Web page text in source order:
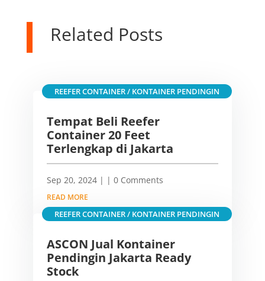
Related Posts
Tempat Beli Reefer
Container 20 Feet
Terlengkap di Jakarta
Sep 20, 2024|
REEFER CONTAINER / KONTAINER PENDINGIN
| 0 Comments
READ MORE
ASCON Jual Kontainer
Pendingin Jakarta Ready
Stock
REEFER CONTAINER / KONTAINER PENDINGIN